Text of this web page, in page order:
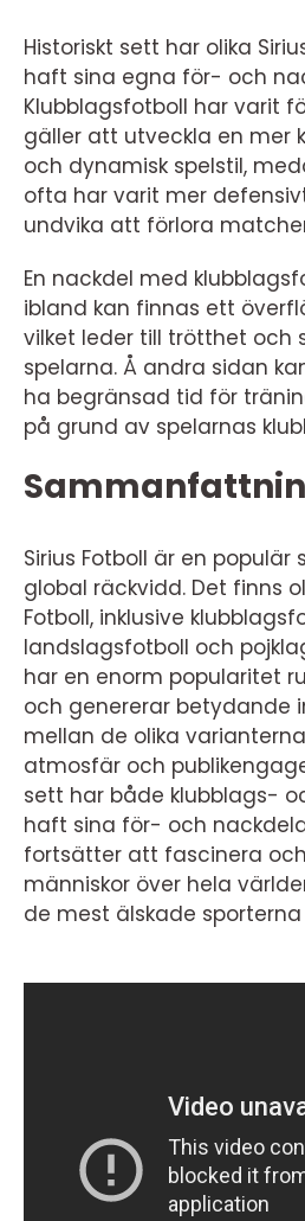
Historiskt sett har olika
haft sina egna för- och
Klubblagsfotboll har varit
gäller att utveckla en mer
och dynamisk spelstil,
ofta har varit mer
undvika att förlora
En nackdel med
ibland kan finnas ett
vilket leder till trötthet och
spelarna. Å andra sidan
ha begränsad tid för
på grund av spelarnas
Sirius Fotboll är en populär
global räckvidd. Det finns
Fotboll, inklusive
landslagsfotboll och
har en enorm popularitet
och genererar betydande
mellan de olika
atmosfär och
sett har både klubblags-
haft sina för- och
fortsätter att fascinera
människor över hela
de mest älskade